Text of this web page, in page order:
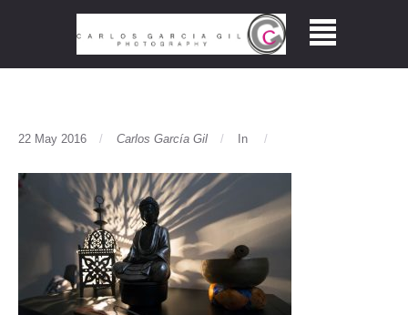
22 May 2016 Carlos García Gil In